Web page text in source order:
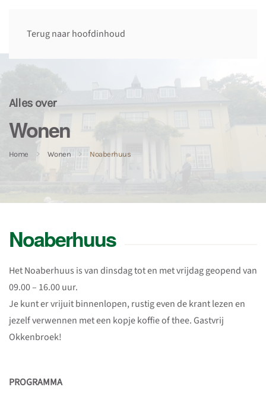
Terug naar hoofdinhoud
Alles over
Wonen
Home Wonen Noaberhuus
Noaberhuus
Het Noaberhuus is van dinsdag tot en met vrijdag geopend van
09.00 – 16.00 uur.
Je kunt er vrijuit binnenlopen, rustig even de krant lezen en
jezelf verwennen met een kopje koffie of thee. Gastvrij
Okkenbroek!
PROGRAMMA